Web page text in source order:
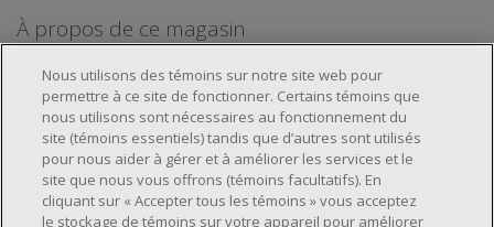
À propos de ce magasin
À propos de nous
À propos
Emplacements et services
Nous utilisons des témoins sur notre site web pour
permettre à ce site de fonctionner. Certains témoins que
nous utilisons sont nécessaires au fonctionnement du
site (témoins essentiels) tandis que d’autres sont utilisés
pour nous aider à gérer et à améliorer les services et le
site que nous vous offrons (témoins facultatifs). En
cliquant sur « Accepter tous les témoins » vous acceptez
le stockage de témoins sur votre appareil pour améliorer